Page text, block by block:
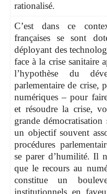
rationalisé.
C’est dans ce
françaises se sont
déployant des
face à la crise sanitaire
l’hypothèse du
parlementaire de crise,
numériques – pour
et résoudre la crise,
grande
un objectif souvent
procédures
se parer d’humilité. Il
que le recours au
constitue un